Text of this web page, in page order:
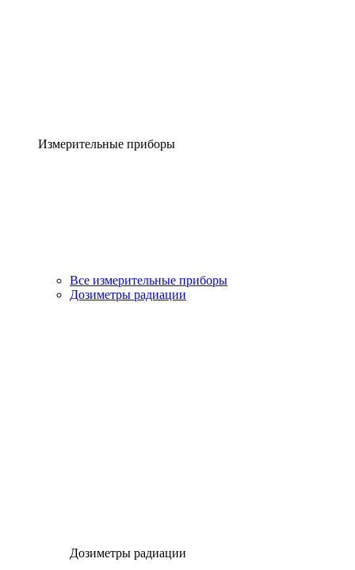
Измерительные приборы
Все измерительные приборы
Дозиметры радиации
Дозиметры радиации